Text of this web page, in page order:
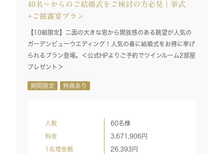
40名～からのご結婚式をご検討の方必見｜挙式
+ご披露宴プラン
【10組限定】二面の大きな窓から開放感のある眺望が人気の
ガーデンビューウエディング！人気の春に結婚式をお得に挙げ
られるプラン登場。＜公式HPよりご予約でツインルーム2部屋
プレゼント＞
期間限定 特典あり
人数 60名様
料金 3,671,906円
1名増金額 26,393 円